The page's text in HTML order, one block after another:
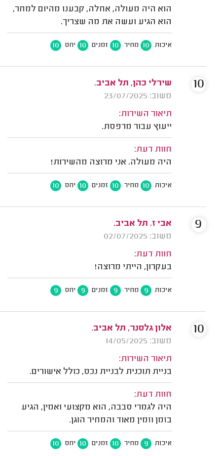
הוא היה מעולה, אחלה, קבענו מהיום למחר,
הוא הגיע ועשה את מה שצריך.
איכות 10 מחיר 10 זמנים 10 יחס 10
שירלי כהן, תל אביב.
משוב: 23/07/2025
תיאור השירות:
ייעוץ עבור מרפסת.
חוות דעת:
היה מעולה. אני מרוצה מהשירות!
איכות 10 מחיר 10 זמנים 10 יחס 10
10
אבי ז. תל אביב.
משוב: 02/07/2025
חוות דעת:
בעקרון, הייתי מרוצה!
איכות 9 מחיר 9 זמנים 9 יחס 9
9
אלון גלסנר, תל אביב.
משוב: 14/05/2025
תיאור השירות:
בניית תוכנית לבניית נכס, כולל אישורים.
חוות דעת:
היה לגמרי סבבה, הוא מקצועי ואמין, הגיע
בזמן וזמין מאוד והמחיר הוגן.
איכות 9 מחיר 10 זמנים 10 יחס 10
10